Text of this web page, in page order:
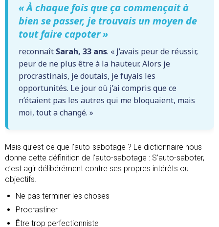
« À chaque fois que ça commençait à
bien se passer, je trouvais un moyen de
tout faire capoter »
reconnaît Sarah, 33 ans. « J’avais peur de réussir,
peur de ne plus être à la hauteur. Alors je
procrastinais, je doutais, je fuyais les
opportunités. Le jour où j’ai compris que ce
n’étaient pas les autres qui me bloquaient, mais
moi, tout a changé. »
Mais qu’est-ce que l’auto-sabotage ? Le dictionnaire nous
donne cette définition de l’auto-sabotage : S’auto-saboter,
c’est agir délibérément contre ses propres intérêts ou
objectifs.
Ne pas terminer les choses
Procrastiner
Être trop perfectionniste